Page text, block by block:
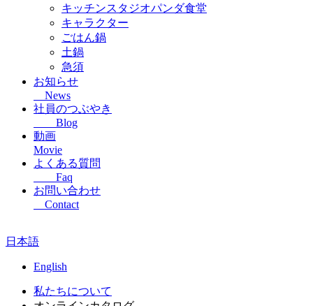
キッチンスタジオパンダ食堂
キャラクター
ごはん鍋
土鍋
急須
お知らせ
News
社員のつぶやき
Blog
動画
Movie
よくある質問
Faq
お問い合わせ
Contact
日本語
English
私たちについて